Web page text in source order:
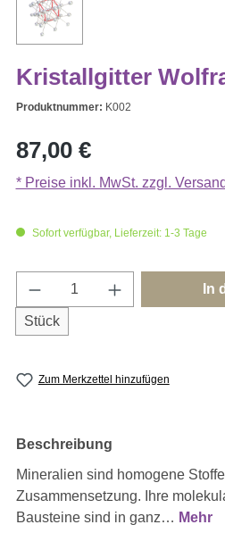
Kristallgitter
Produktnummer: K002
Regulärer Preis:
87,00 €
* Preise inkl. MwSt. zzgl.
Sofort verfügbar, Lieferzeit: 1-3 Tage
Produkt Anzahl: Gib
Stück
In
Zum Merkzettel hinzufügen
Beschreibung
Mineralien sind homogene
Zusammensetzung. Ihre
Bausteine sind in ganz… Mehr